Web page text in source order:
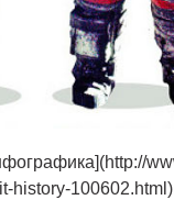
history-